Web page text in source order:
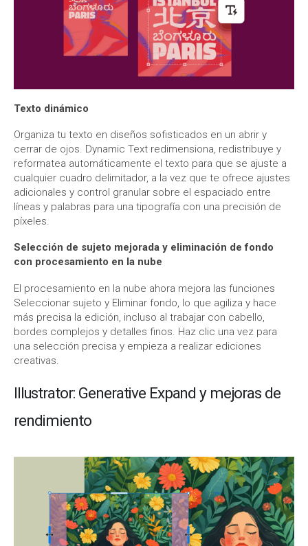
Texto dinámico
Organiza tu texto en diseños sofisticados en un abrir y
cerrar de ojos. Dynamic Text redimensiona, redistribuye y
reformatea automáticamente el texto para que se ajuste a
cualquier cuadro delimitador, a la vez que te ofrece ajustes
adicionales y control granular sobre el espaciado entre
líneas y palabras para una tipografía con una precisión de
píxeles.
Selección de sujeto mejorada y eliminación de fondo
con procesamiento en la nube
El procesamiento en la nube ahora mejora las funciones
Seleccionar sujeto y Eliminar fondo, lo que agiliza y hace
más precisa la edición, incluso al trabajar con cabello,
bordes complejos y detalles finos. Haz clic una vez para
una selección precisa y empieza a realizar ediciones
creativas.
Illustrator: Generative Expand y mejoras de
rendimiento